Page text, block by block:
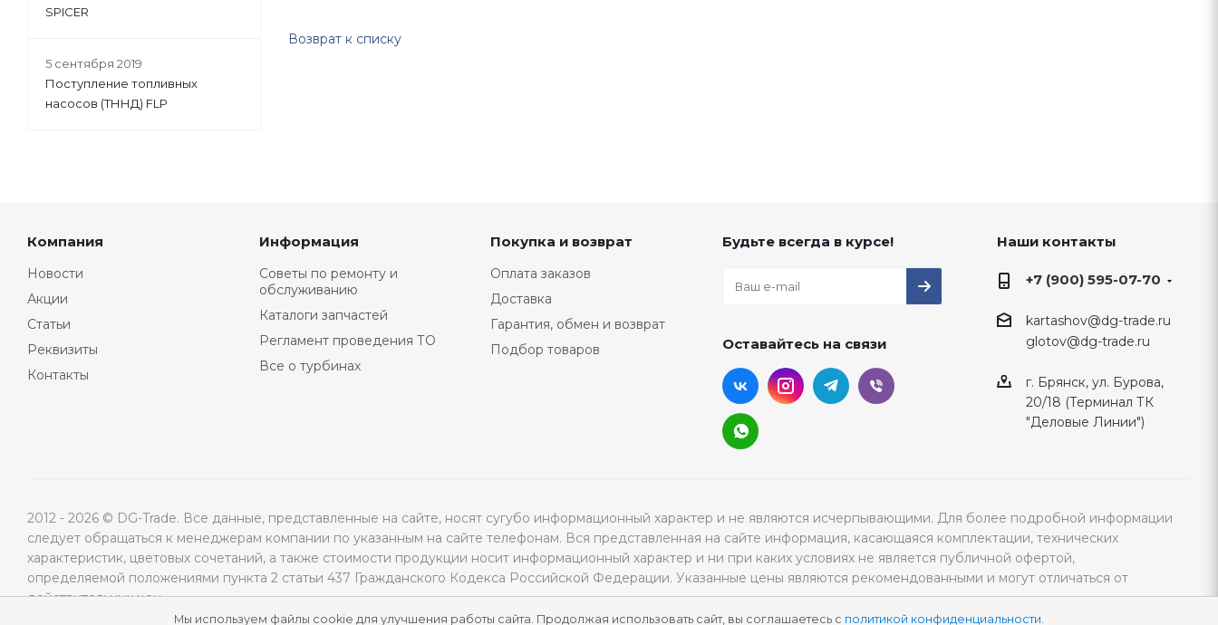
Мы используем файлы cookie для улучшения работы сайта. Продолжая использовать сайт, вы соглашаетесь с политикой конфиденциальности.
Возврат к списку
SPICER
5 сентября 2019
Поступление топливных
насосов (ТННД) FLP
Компания
Новости
Акции
Статьи
Реквизиты
Контакты
Информация
Советы по ремонту и
обслуживанию
Каталоги запчастей
Регламент проведения ТО
Все о турбинах
Покупка и возврат
Оплата заказов
Доставка
Гарантия, обмен и возврат
Подбор товаров
Будьте всегда в курсе!
Оставайтесь на связи
Наши контакты
+7 (900) 595-07-70
kartashov@dg-trade.ru
glotov@dg-trade.ru
г. Брянск, ул. Бурова,
20/18 (Терминал ТК
"Деловые Линии")
2012 - 2026 © DG-Trade. Все данные, представленные на сайте, носят сугубо информационный характер и не являются исчерпывающими. Для более подробной информации
следует обращаться к менеджерам компании по указанным на сайте телефонам. Вся представленная на сайте информация, касающаяся комплектации, технических
характеристик, цветовых сочетаний, а также стоимости продукции носит информационный характер и ни при каких условиях не является публичной офертой,
определяемой положениями пункта 2 статьи 437 Гражданского Кодекса Российской Федерации. Указанные цены являются рекомендованными и могут отличаться от
действительных цен.